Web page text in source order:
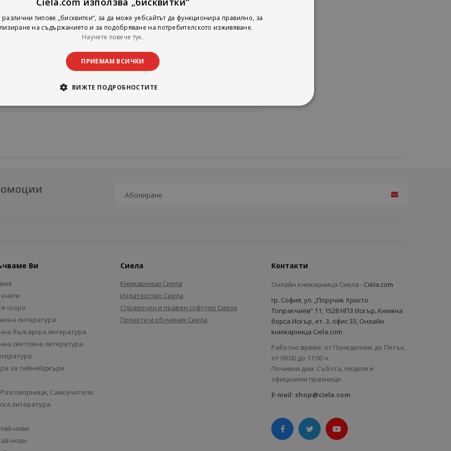
за тях, предназначени да издигнат съзнанието ви до по-
мозъка и как да ги развиете за по-ясно зрение и по-голяма
и открийте малко познатата система на седемте сфери,
път от Израел Ригарди.
Ви
скоро
литература
българска литература
световна литература
за тийнейджъри
Самоучители
литература
нови
нови
Сиела
Книжарници Сиела
Издателство Сиела
Справочен и правен софтуер Сиела
Проекти и обучения Сиела
Контакти
Онлайн книжарница Сиела - Ciela.com
гр. София, ул. „Поручик Христо
Топракчиев“ 11, 1528 НПЗ Искър, Книжна
борса Искър, ет. 3, офис 33, Онлайн
книжарница Ciela.com
Работно време: от Понеделник до Петък,
от 09:00 до 17:00 ч.
Почивни дни: Събота, Неделя и
официални празници.
E-mail: shop@ciela.com
типове „бисквитки“, за да може уебсайтът да функционира правилно, за
на съдържанието и за подобряване на потребителското изживяване.
Научете повече тук.
ПРИЕМАМ ВСИЧКИ
ВИЖТЕ ПОДРОБНОСТИТЕ